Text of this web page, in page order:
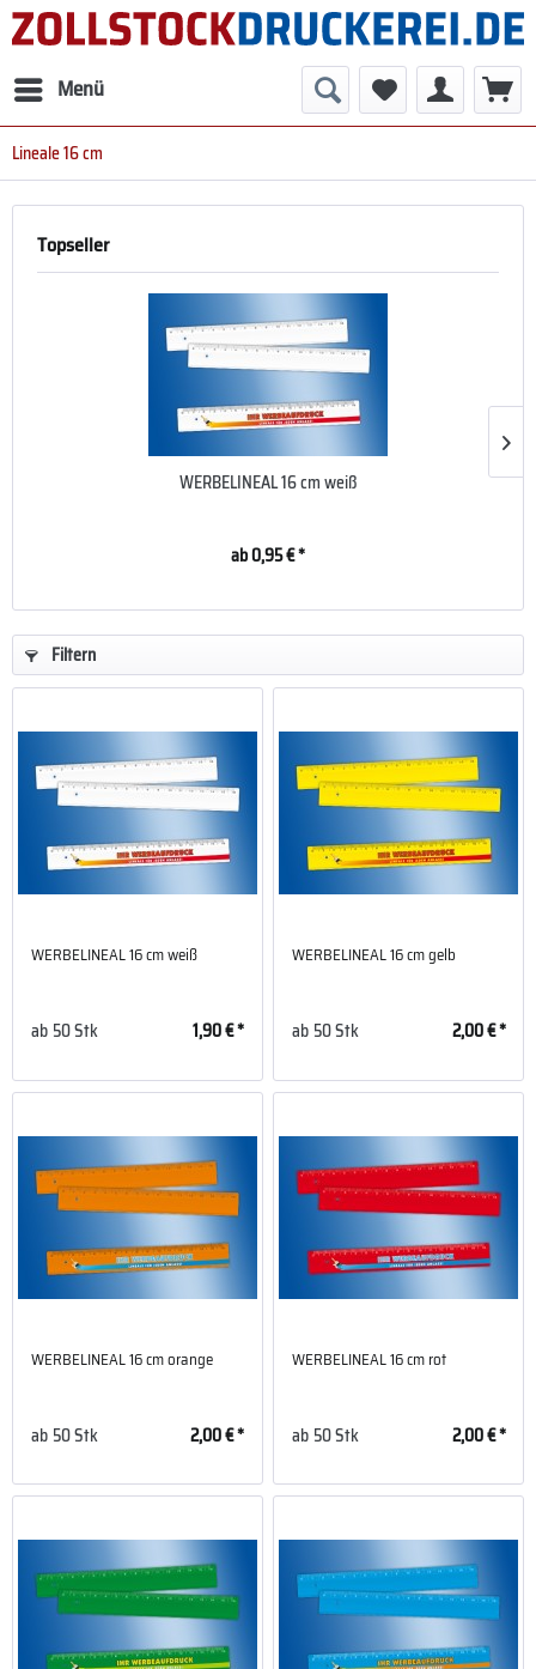
Menü
Lineale 16 cm
Topseller
WERBELINEAL 16 cm weiß
ab 0,95 € *
Filtern
WERBELINEAL 16 cm weiß
ab 50 Stk 1,90 € *
WERBELINEAL 16 cm gelb
ab 50 Stk 2,00 € *
WERBELINEAL 16 cm orange
ab 50 Stk 2,00 € *
WERBELINEAL 16 cm rot
ab 50 Stk 2,00 € *